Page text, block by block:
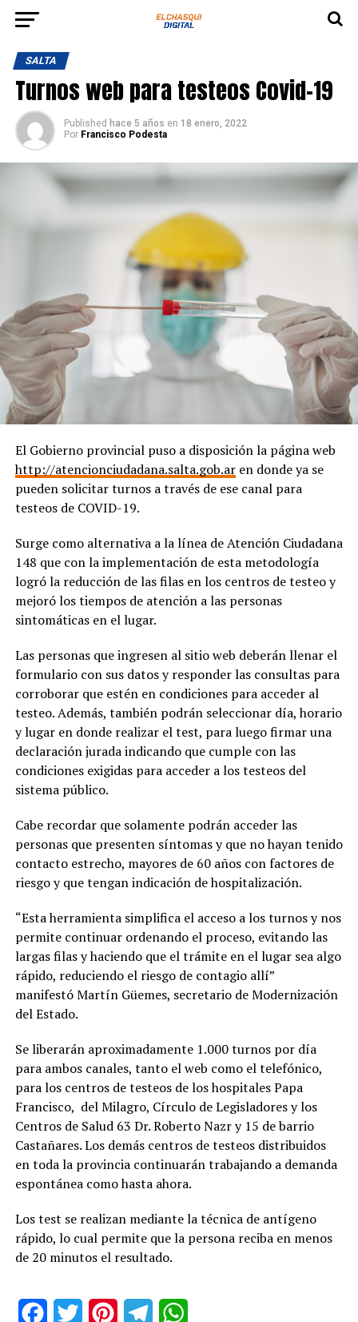
SALTA
Turnos web para testeos Covid-19
Published hace 5 años en 18 enero, 2022
Por Francisco Podesta
El Gobierno provincial puso a disposición la página web
http://atencionciudadana.salta.gob.aren donde ya se
pueden solicitar turnos a través de ese canal para
testeos de COVID-19.
Surge como alternativa a la línea de Atención Ciudadana
148 que con la implementación de esta metodología
logró la reducción de las filas en los centros de testeo y
mejoró los tiempos de atención a las personas
sintomáticas en el lugar.
Las personas que ingresen al sitio web deberán llenar el
formulario con sus datos y responder las consultas para
corroborar que estén en condiciones para acceder al
testeo. Además, también podrán seleccionar día, horario
y lugar en donde realizar el test, para luego firmar una
declaración jurada indicando que cumple con las
condiciones exigidas para acceder a los testeos del
sistema público.
Cabe recordar que solamente podrán acceder las
personas que presenten síntomas y que no hayan tenido
contacto estrecho, mayores de 60 años con factores de
riesgo y que tengan indicación de hospitalización.
“Esta herramienta simplifica el acceso a los turnos y nos
permite continuar ordenando el proceso, evitando las
largas filas y haciendo que el trámite en el lugar sea algo
rápido, reduciendo el riesgo de contagio allí”
manifestó Martín Güemes, secretario de Modernización
del Estado.
Se liberarán aproximadamente 1.000 turnos por día
para ambos canales, tanto el web como el telefónico,
para los centros de testeos de los hospitales Papa
Francisco, del Milagro, Círculo de Legisladores y los
Centros de Salud 63 Dr. Roberto Nazr y 15 de barrio
Castañares. Los demás centros de testeos distribuidos
en toda la provincia continuarán trabajando a demanda
espontánea como hasta ahora.
Los test se realizan mediante la técnica de antígeno
rápido, lo cual permite que la persona reciba en menos
de 20 minutos el resultado.
FacebookTwitter PinterestTelegram